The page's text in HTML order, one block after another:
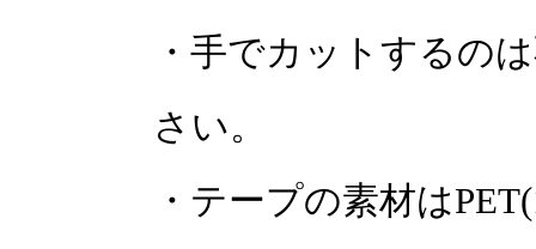
・手でカットするの
さい。
・テープの素材は